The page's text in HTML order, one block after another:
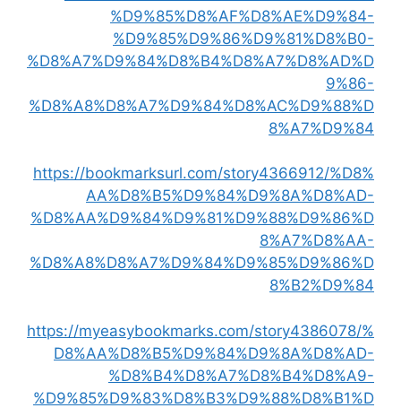
%D9%85%D8%AF%D8%AE%D9%84-
%D9%85%D9%86%D9%81%D8%B0-
%D8%A7%D9%84%D8%B4%D8%A7%D8%AD%D
9%86-
%D8%A8%D8%A7%D9%84%D8%AC%D9%88%D
8%A7%D9%84
https://bookmarksurl.com/story4366912/%D8%
AA%D8%B5%D9%84%D9%8A%D8%AD-
%D8%AA%D9%84%D9%81%D9%88%D9%86%D
8%A7%D8%AA-
%D8%A8%D8%A7%D9%84%D9%85%D9%86%D
8%B2%D9%84
https://myeasybookmarks.com/story4386078/%
D8%AA%D8%B5%D9%84%D9%8A%D8%AD-
%D8%B4%D8%A7%D8%B4%D8%A9-
%D9%85%D9%83%D8%B3%D9%88%D8%B1%D